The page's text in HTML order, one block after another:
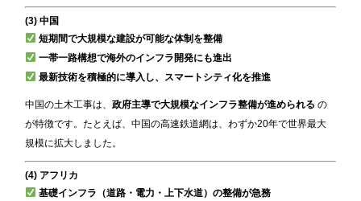
(3) 中国
短期間で大規模な建設が可能な体制を整備
一帯一路構想で海外のインフラ開発にも進出
最新技術を積極的に導入し、スマートシティ化を推進
中国の土木工事は、政府主導で大規模なインフラ整備が進められる の
が特徴です。たとえば、中国の高速鉄道網は、わずか20年で世界最大
規模に拡大しました。
(4) アフリカ
基礎インフラ（道路・電力・上下水道）の整備が急務